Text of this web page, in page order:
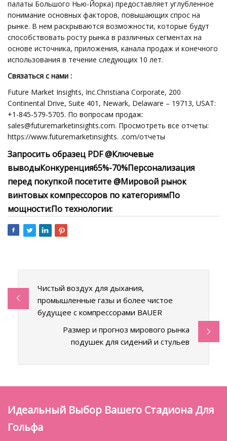
палаты Большого Нью-Йорка) предоставляет углубленное
понимание основных факторов, повышающих спрос на
рынке. В нем раскрываются возможности, которые будут
способствовать росту рынка в различных сегментах на
основе источника, приложения, канала продаж и конечного
использования в течение следующих 10 лет.
Связаться с нами :
Future Market Insights, Inc.Christiana Corporate, 200
Continental Drive, Suite 401, Newark, Delaware – 19713, USAT:
+1-845-579-5705. По вопросам продаж:
sales@futuremarketinsights.com. Просмотреть все отчеты:
https://www.futuremarketinsights. .com/отчеты
Запросить образец PDF @Ключевые
выводыКонкуренция65%-70%Персонализация
перед покупкой посетите @Мировой рынок
винтовых компрессоров по категориямПо
мощности:По технологии:
Чистый воздух для дыхания,
промышленные газы и более чистое
будущее с компрессорами BAUER
Размер и прогноз мирового рынка
подушек для сидений и стульев
Идеальный Выбор Вашего Стадиона Для
Гольфа